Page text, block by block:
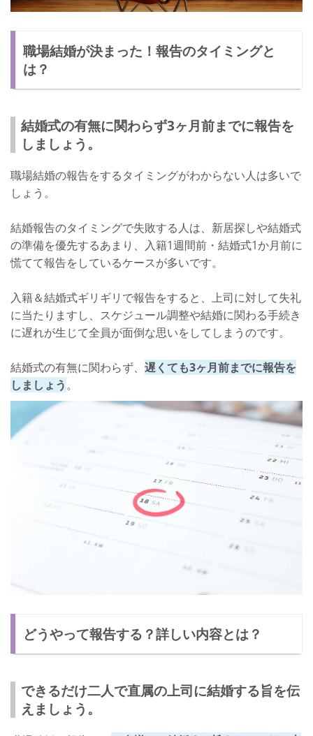
職場結婚が決まった！報告のタイミングと
は？
結婚式の有無に関わらず3ヶ月前までに報告を
しましょう。
職場結婚の報告をするタイミングがわからない人は多いで
しょう。
結婚報告のタイミングで失敗する人は、新居探しや結婚式
の準備を優先するあまり、入籍1週間前・結婚式1か月前に
慌てて報告をしているケースが多いです。
入籍＆結婚式ギリギリで報告をすると、上司に対して失礼
に当たりますし、スケジュール調整や結婚に関わる手続き
に遅れが生じて全員が面倒な思いをしてしまうのです。
結婚式の有無に関わらず、 遅くても3ヶ月前までに報告を
しましょう。
どうやって報告する？詳しい内容とは？
できるだけ二人で直属の上司に結婚する旨を伝
えましょう。